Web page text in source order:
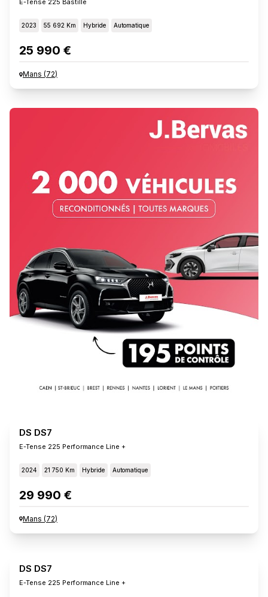
E-Tense 225 Bastille
2023 55 692 Km Hybride Automatique
25 990 €
Mans (72)
DS DS7
E-Tense 225 Performance Line +
2024 21 750 Km Hybride Automatique
29 990 €
Mans (72)
DS DS7
E-Tense 225 Performance Line +